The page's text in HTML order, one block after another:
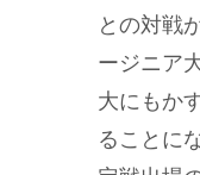
との対戦
ージニア
大にもか
ることに